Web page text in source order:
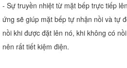
- Sự truyền nhiệt từ mặt bếp trực tiếp
ứng sẽ giúp mặt bếp tự nhận nồi và tự
nồi khi được đặt lên nó, khi không có
nên rất tiết kiệm điện.